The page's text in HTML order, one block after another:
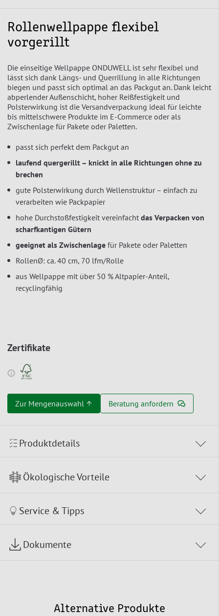
Rollenwellpappe flexibel
vorgerillt
Die einseitige Wellpappe ONDUWELL ist sehr flexibel und
lässt sich dank Längs- und Querrillung in alle Richtungen
biegen und passt sich optimal an das Packgut an. Dank leicht
abperlender Außenschicht, hoher Reißfestigkeit und
Polsterwirkung ist die Versandverpackung ideal für leichte
bis mittelschwere Produkte im E-Commerce oder als
Zwischenlage für Pakete oder Paletten.
passt sich perfekt dem Packgut an
laufend quergerillt – knickt in alle Richtungen ohne zu
brechen
gute Polsterwirkung durch Wellenstruktur – einfach zu
verarbeiten wie Packpapier
hohe Durchstoßfestigkeit vereinfacht das Verpacken von
scharfkantigen Gütern
geeignet als Zwischenlage für Pakete oder Paletten
RollenØ: ca. 40 cm, 70 lfm/Rolle
aus Wellpappe mit über 50 % Altpapier-Anteil,
recyclingfähig
Zertifikate
Zur Mengenauswahl ↑ Beratung anfordern
Produktdetails
Ökologische Vorteile
Service & Tipps
Dokumente
Alternative Produkte